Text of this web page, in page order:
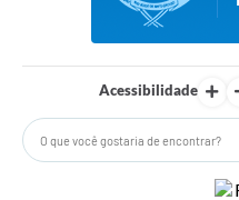
Acessibilidade